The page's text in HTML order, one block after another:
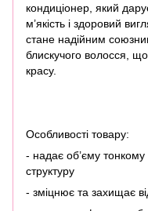
кондиціонер, який
м’якість і здоровий
стане надійним
блискучого волосся, що
красу.
Особливості товару:
- надає об’єму
структуру
- зміцнює та захищає